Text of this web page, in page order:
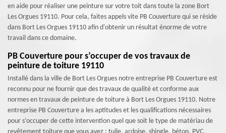
en aide pour réaliser une peinture sur votre toit dans toute la zone Bort
Les Orgues 19110. Pour cela, faites appels vite PB Couverture qui se réside
dans Bort Les Orgues 19110 afin d'obtenir un résultat énorme de votre
travail dans ce domaine.
PB Couverture pour s’occuper de vos travaux de
peinture de toiture 19110
Installé dans la ville de Bort Les Orgues notre entreprise PB Couverture est
reconnu pour ne fournir que des travaux de qualité et conforme aux
normes en travaux de peinture de toiture à Bort Les Orgues 19110. Notre
entreprise PB Couverture a les aptitudes et les qualifications nécessaires
pour s’occuper de cette intervention quel que soit le type de matériau de